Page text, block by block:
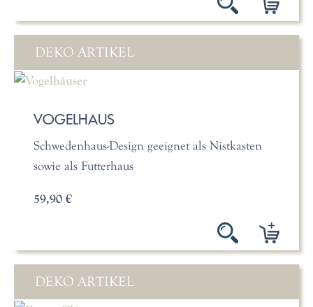
DEKO ARTIKEL
VOGELHAUS
Schwedenhaus-Design geeignet als Nistkasten
sowie als Futterhaus
59,90 €
DEKO ARTIKEL